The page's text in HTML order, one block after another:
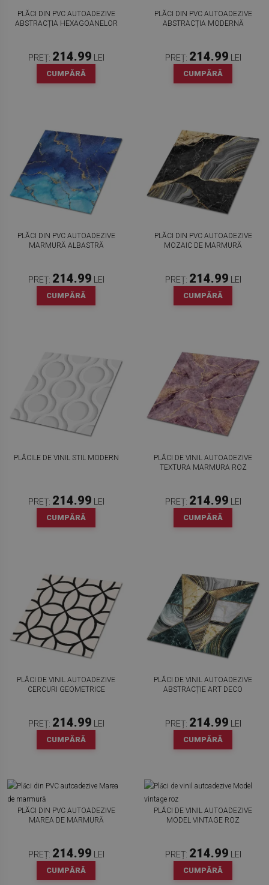
PLĂCI DIN PVC AUTOADEZIVE
ABSTRACȚIA HEXAGOANELOR
PREȚ: 214.99 LEI
CUMPĂRĂ
PLĂCI DIN PVC AUTOADEZIVE
ABSTRACȚIA MODERNĂ
PREȚ: 214.99 LEI
CUMPĂRĂ
PLĂCI DIN PVC AUTOADEZIVE
MARMURĂ ALBASTRĂ
PREȚ: 214.99 LEI
CUMPĂRĂ
PLĂCI DIN PVC AUTOADEZIVE
MOZAIC DE MARMURĂ
PREȚ: 214.99 LEI
CUMPĂRĂ
PLĂCILE DE VINIL STIL MODERN
PREȚ: 214.99 LEI
CUMPĂRĂ
PLĂCI DE VINIL AUTOADEZIVE
TEXTURA MARMURA ROZ
PREȚ: 214.99 LEI
CUMPĂRĂ
PLĂCI DE VINIL AUTOADEZIVE
CERCURI GEOMETRICE
PREȚ: 214.99 LEI
CUMPĂRĂ
PLĂCI DE VINIL AUTOADEZIVE
ABSTRACȚIE ART DECO
PREȚ: 214.99 LEI
CUMPĂRĂ
PLĂCI DIN PVC AUTOADEZIVE
MAREA DE MARMURĂ
PREȚ: 214.99 LEI
CUMPĂRĂ
PLĂCI DE VINIL AUTOADEZIVE
MODEL VINTAGE ROZ
PREȚ: 214.99 LEI
CUMPĂRĂ